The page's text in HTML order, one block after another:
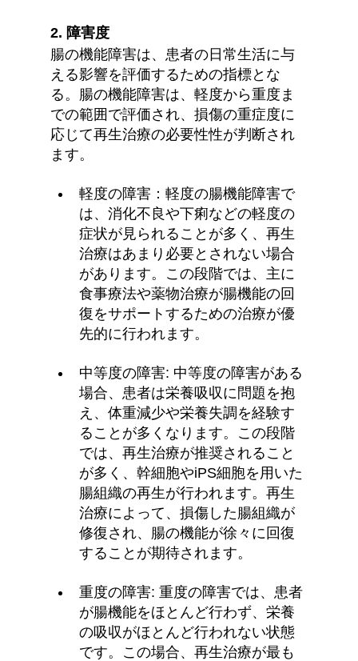
2. 障害度
腸の機能障害は、患者の日常生活に与
える影響を評価するための指標とな
る。腸の機能障害は、軽度から重度ま
での範囲で評価され、損傷の重症度に
応じて再生治療の必要性性が判断され
ます。
軽度の障害：軽度の腸機能障害で
は、消化不良や下痢などの軽度の
症状が見られることが多く、再生
治療はあまり必要とされない場合
があります。この段階では、主に
食事療法や薬物治療が腸機能の回
復をサポートするための治療が優
先的に行われます。
中等度の障害: 中等度の障害がある
場合、患者は栄養吸収に問題を抱
え、体重減少や​​栄養失調を経験す
ることが多くなります。この段階
では、再生治療が推奨されること
が多く、幹細胞やiPS細胞を用いた
腸組織の再生が行われます。再生
治療によって、損傷した腸組織が
修復され、腸の機能が徐々に回復
することが期待されます。
重度の障害: 重度の障害では、患者
が腸機能をほとんど行わず、栄養
の吸収がほとんど行われない状態
です。この場合、再生治療が最も